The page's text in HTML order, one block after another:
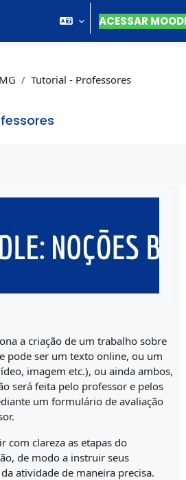
ACESSAR
Tutorial - Professores
a criação de um trabalho sobre
pode ser um texto online, ou um
imagem etc.), ou ainda ambos,
será feita pelo professor e pelos
um formulário de avaliação
com clareza as etapas do
de modo a instruir seus
atividade de maneira precisa.